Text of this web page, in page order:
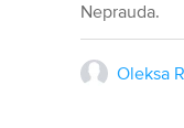
Neprauda.
Oleksa